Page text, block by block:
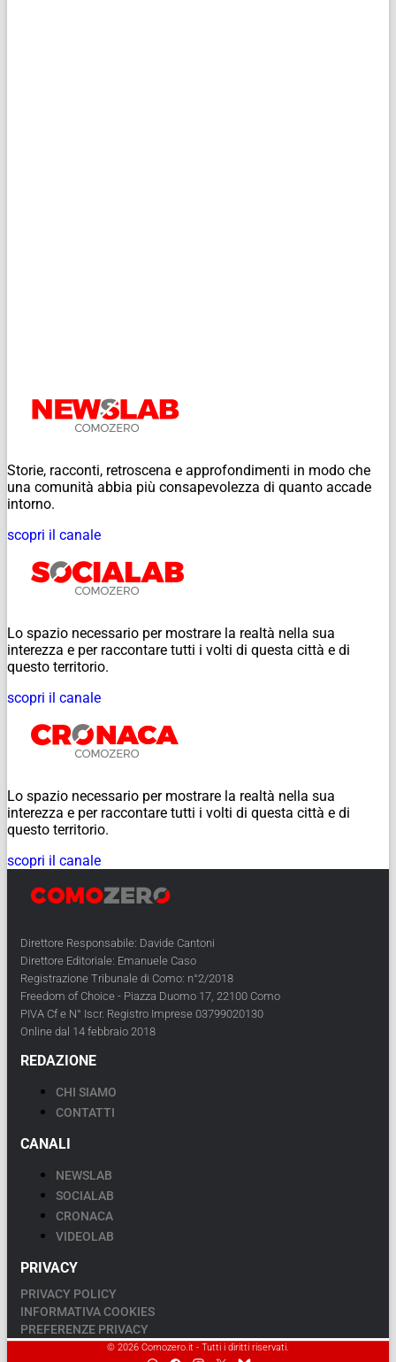
Storie, racconti, retroscena e approfondimenti in modo che
una comunità abbia più consapevolezza di quanto accade
intorno.
scopri il canale
Lo spazio necessario per mostrare la realtà nella sua
interezza e per raccontare tutti i volti di questa città e di
questo territorio.
scopri il canale
Lo spazio necessario per mostrare la realtà nella sua
interezza e per raccontare tutti i volti di questa città e di
questo territorio.
scopri il canale
Direttore Responsabile: Davide Cantoni
Direttore Editoriale: Emanuele Caso
Registrazione Tribunale di Como: n°2/2018
Freedom of Choice - Piazza Duomo 17, 22100 Como
PIVA Cf e N° Iscr. Registro Imprese 03799020130
Online dal 14 febbraio 2018
REDAZIONE
CHI SIAMO
CONTATTI
CANALI
NEWSLAB
SOCIALAB
CRONACA
VIDEOLAB
PRIVACY
PRIVACY POLICY
INFORMATIVA COOKIES
PREFERENZE PRIVACY
© 2026 Comozero.it - Tutti i diritti riservati.